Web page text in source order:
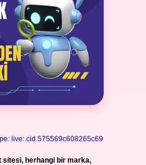
live:.cid.575569c608265c69
sitesi, herhangi bir marka,